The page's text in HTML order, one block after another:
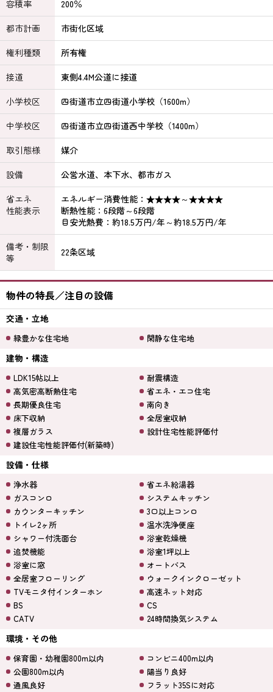
容積率
200％
都市計画
市街化区域
権利種類
所有権
接道
東側4.4M公道に接道
小学校区
四街道市立四街道小学校（1600m）
中学校区
四街道市立四街道西中学校（1400m）
取引態様
媒介
設備
公営水道、本下水、都市ガス
省エネ
性能表示
エネルギー消費性能：★★★★～★★★★
断熱性能：6段階～6段階
目安光熱費：約18.5万円/年～約18.5万円/年
備考・制限
等
22条区域
物件の特長／注目の設備
交通・立地
緑豊かな住宅地 閑静な住宅地
建物・構造
LDK15帖以上
耐震構造
高気密高断熱住宅
省エネ・エコ住宅
長期優良住宅
南向き
床下収納
全居室収納
複層ガラス
設計住宅性能評価付
建設住宅性能評価付(新築時)
設備・仕様
浄水器
省エネ給湯器
ガスコンロ
システムキッチン
カウンターキッチン
3口以上コンロ
トイレ2ヶ所
温水洗浄便座
シャワー付洗面台
浴室乾燥機
追焚機能
浴室1坪以上
浴室に窓
オートバス
全居室フローリング
ウォークインクローゼット
TVモニタ付インターホン
高速ネット対応
BS
CS
CATV
24時間換気システム
環境・その他
保育園・幼稚園800m以内
コンビニ400m以内
公園800m以内
陽当り良好
通風良好
フラット35Sに対応